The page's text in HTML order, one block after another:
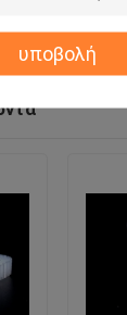
υποβολή